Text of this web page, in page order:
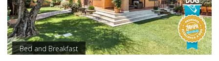
Bed and Breakfast